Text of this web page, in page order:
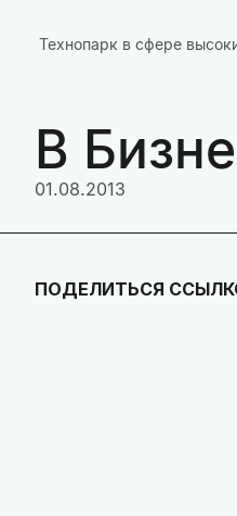
Технопарк в сфере
В
01.08.2013
ПОДЕЛИТЬСЯ